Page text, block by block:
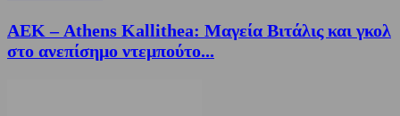
ΑΕΚ – Athens Kallithea: Μαγεία Βιτάλις και γκολ
στο ανεπίσημο ντεμπούτο...